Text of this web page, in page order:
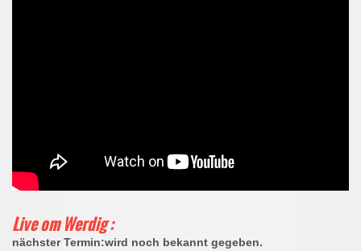
Live om Werdig :
nächster Termin:wird noch bekannt gegeben.